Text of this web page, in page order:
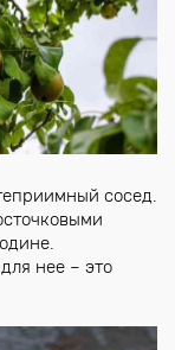
сосед.
нее – это